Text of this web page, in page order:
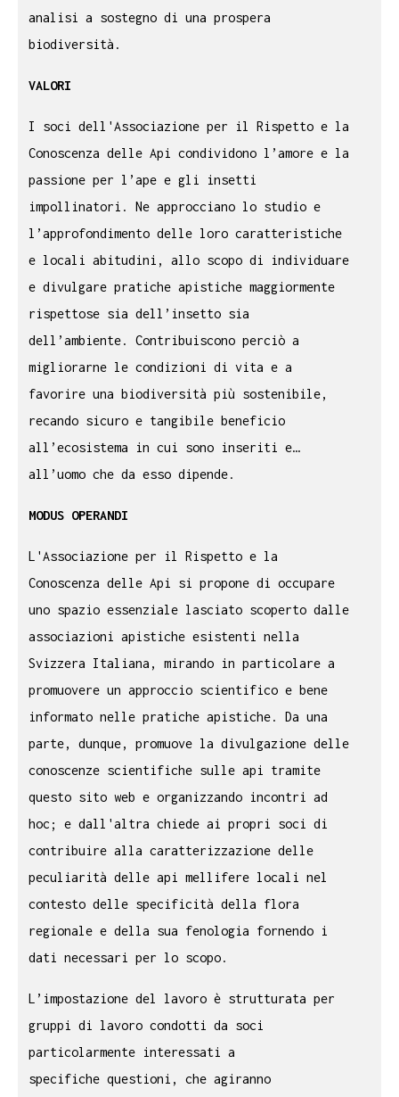
analisi a sostegno di una prospera
biodiversità.
VALORI
I soci dell'Associazione per il Rispetto e la
Conoscenza delle Api condividono l’amore e la
passione per l’ape e gli insetti
impollinatori. Ne approcciano lo studio e
l’approfondimento delle loro caratteristiche
e locali abitudini, allo scopo di individuare
e divulgare pratiche apistiche maggiormente
rispettose sia dell’insetto sia
dell’ambiente. Contribuiscono perciò a
migliorarne le condizioni di vita e a
favorire una biodiversità più sostenibile,
recando sicuro e tangibile beneficio
all’ecosistema in cui sono inseriti e…
all’uomo che da esso dipende.
MODUS OPERANDI
L'Associazione per il Rispetto e la
Conoscenza delle Api si propone di occupare
uno spazio essenziale lasciato scoperto dalle
associazioni apistiche esistenti nella
Svizzera Italiana, mirando in particolare a
promuovere un approccio scientifico e bene
informato nelle pratiche apistiche. Da una
parte, dunque, promuove la divulgazione delle
conoscenze scientifiche sulle api tramite
questo sito web e organizzando incontri ad
hoc; e dall'altra chiede ai propri soci di
contribuire alla caratterizzazione delle
peculiarità delle api mellifere locali nel
contesto delle specificità della flora
regionale e della sua fenologia fornendo i
dati necessari per lo scopo.
L’impostazione del lavoro è strutturata per
gruppi di lavoro condotti da soci
particolarmente interessati a
specifiche questioni, che agiranno